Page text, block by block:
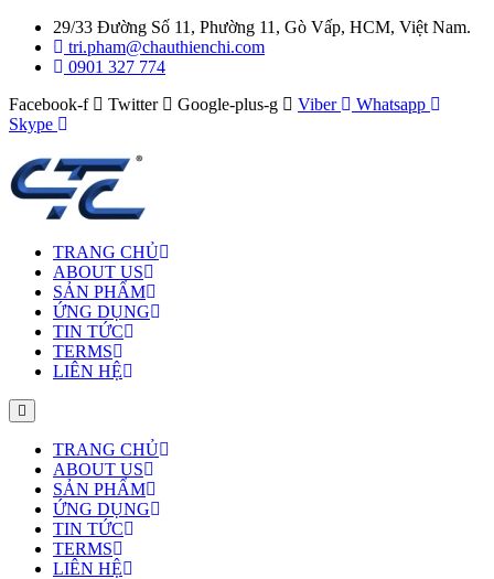
29/33 Đường Số 11, Phường 11, Gò Vấp, HCM, Việt Nam.
tri.pham@chauthienchi.com
0901 327 774
Facebook-f
Twitter Google-plus-g Viber
Whatsapp
Skype
TRANG CHỦ
ABOUT US
SẢN PHẨM
ỨNG DỤNG
TIN TỨC
TERMS
LIÊN HỆ
TRANG CHỦ
ABOUT US
SẢN PHẨM
ỨNG DỤNG
TIN TỨC
TERMS
LIÊN HỆ